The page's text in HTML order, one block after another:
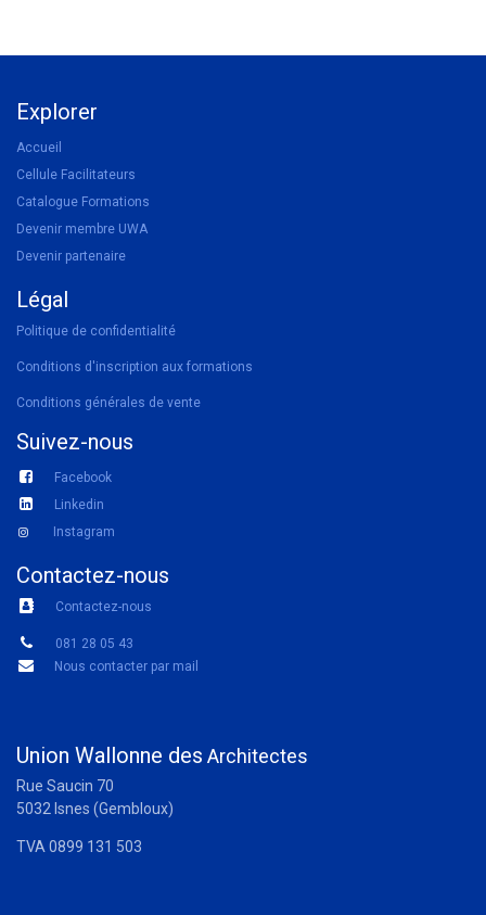
Explorer
Accueil
Cellule Facilitateurs
Catalogue Formations
Devenir membre UWA
Devenir partenaire
Légal
Politique de confidentialité
Conditions d'inscription aux formations
Conditions générales de vente
Suivez-nous
Facebook
Linkedin
Instagram
Contactez-nous
Contactez-nous
081 28 05 43
Nous contacter par mail
Union Wallonne des Architectes
Rue Saucin 70
5032 Isnes (Gembloux)
TVA 0899 131 503